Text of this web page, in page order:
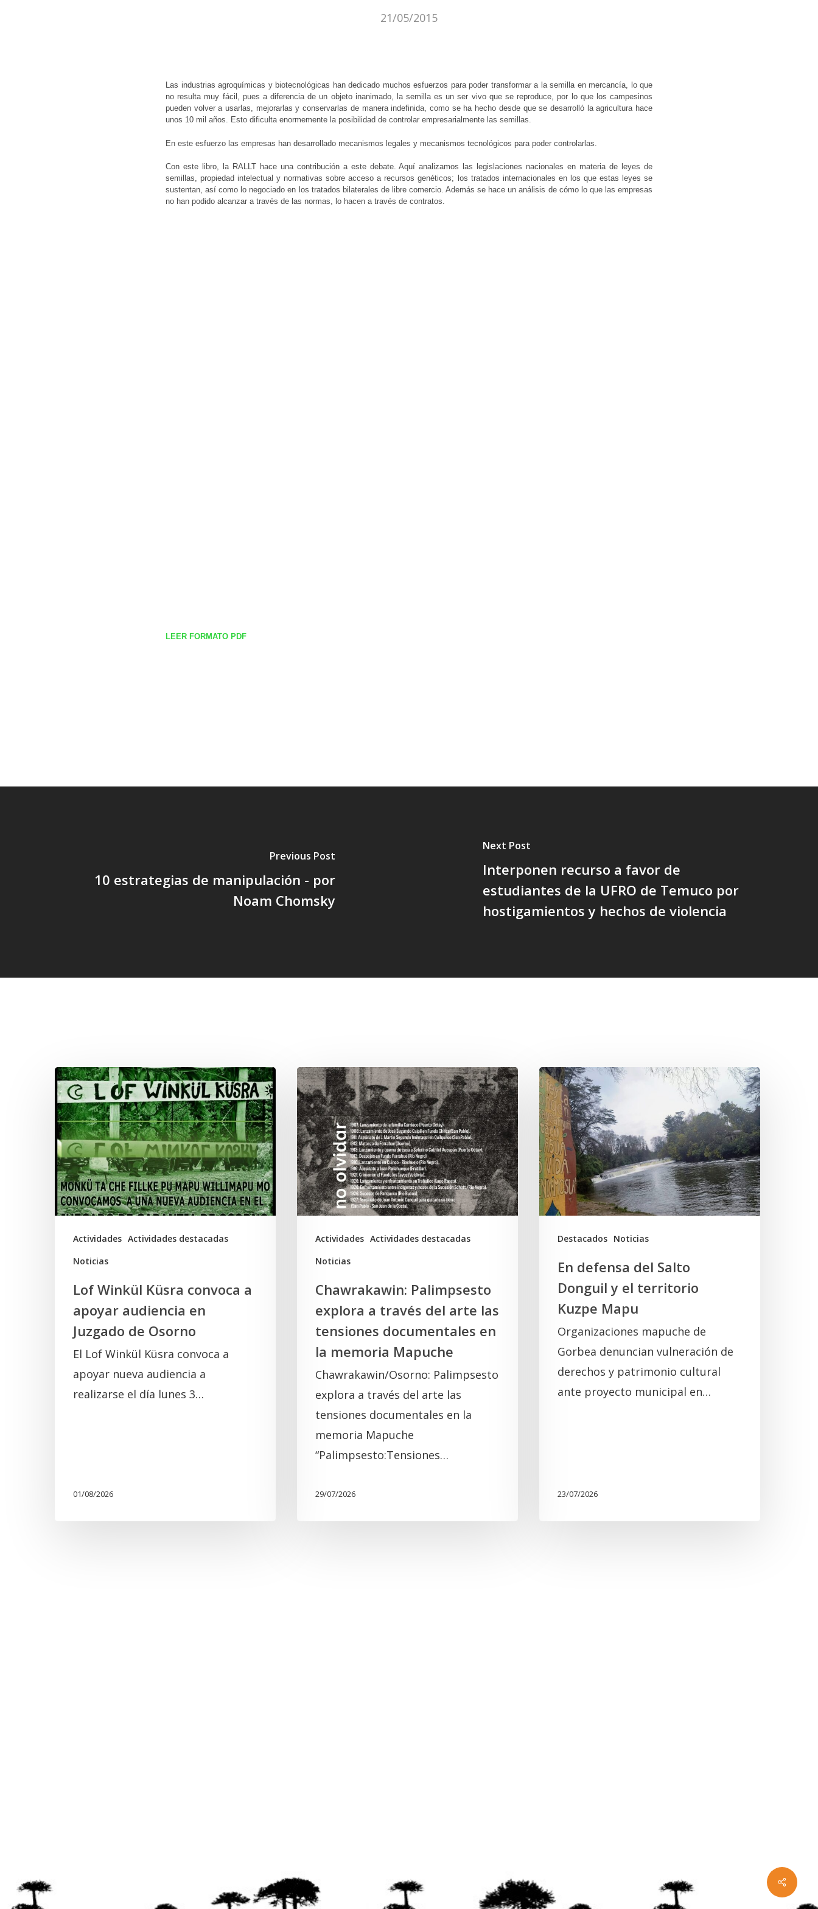
Hit enter to search or ESC to close
21/05/2015
Las industrias agroquímicas y biotecnológicas han dedicado muchos esfuerzos para poder transformar a la semilla en mercancía, lo que
no resulta muy fácil, pues a diferencia de un objeto inanimado, la semilla es un ser vivo que se reproduce, por lo que los campesinos
pueden volver a usarlas, mejorarlas y conservarlas de manera indefinida, como se ha hecho desde que se desarrolló la agricultura hace
unos 10 mil años. Esto dificulta enormemente la posibilidad de controlar empresarialmente las semillas.
En este esfuerzo las empresas han desarrollado mecanismos legales y mecanismos tecnológicos para poder controlarlas.
Con este libro, la RALLT hace una contribución a este debate. Aquí analizamos las legislaciones nacionales en materia de leyes de
semillas, propiedad intelectual y normativas sobre acceso a recursos genéticos; los tratados internacionales en los que estas leyes se
sustentan, así como lo negociado en los tratados bilaterales de libre comercio. Además se hace un análisis de cómo lo que las empresas
no han podido alcanzar a través de las normas, lo hacen a través de contratos.
LEER FORMATO PDF
Previous Post
10 estrategias de manipulación - por
Noam Chomsky
Next Post
Interponen recurso a favor de
estudiantes de la UFRO de Temuco por
hostigamientos y hechos de violencia
Actividades Actividades destacadas
Noticias
Lof
Winkül
Küsra
convoca
a
apoyar
audiencia
en
Juzgado
Lof Winkül Küsra convoca a
apoyar audiencia en
Juzgado de Osorno
El Lof Winkül Küsra convoca a
apoyar nueva audiencia a
realizarse el día lunes 3…
01/08/2026
Actividades Actividades destacadas
Noticias
Chawrakawin:
Palimpsesto
explora
a
través
del
arte
las
tensiones
documentales
memoria
Mapuche
Chawrakawin: Palimpsesto
explora a través del arte las
tensiones documentales en
la memoria Mapuche
Chawrakawin/Osorno: Palimpsesto
explora a través del arte las
tensiones documentales en la
memoria Mapuche
“Palimpsesto:Tensiones…
29/07/2026
Destacados Noticias
En
defensa
del
Salto
Donguil
y
el
territorio
Kuzpe
En defensa del Salto
Donguil y el territorio
Kuzpe Mapu
Organizaciones mapuche de
Gorbea denuncian vulneración de
derechos y patrimonio cultural
ante proyecto municipal en…
23/07/2026
Share